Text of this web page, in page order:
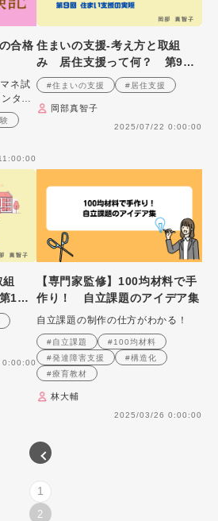
合格
ネ試
タビ
住まいの支援‐考え方と取組
み 居住支援って何？ 第9
回 住まい支援の実際
#住まいの支援 #居住支援
岡部真智子
2025/07/22 0:00:00
組
1
通し
【専門家監修】100均材料で手
作り！ 自立課題のアイデア集
自立課題の制作の仕方がわかる！
#自立課題
#100均材料
#発達障害支援
#構造化
#療育教材
林大輔
2025/03/26 0:00:00
1
2